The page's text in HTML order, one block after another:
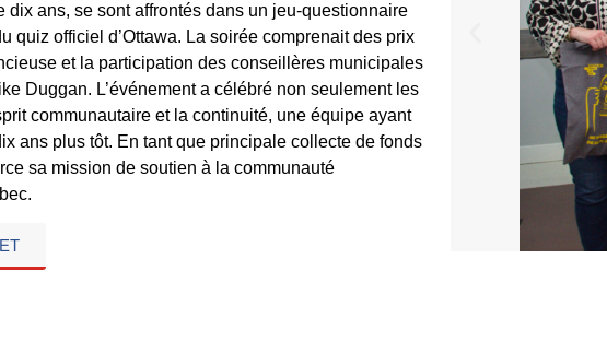
ans, se sont affrontés dans un jeu-questionnaire
quiz officiel d’Ottawa. La soirée comprenait des prix
et la participation des conseillères municipales
Duggan. L’événement a célébré non seulement les
communautaire et la continuité, une équipe ayant
ans plus tôt. En tant que principale collecte de fonds
sa mission de soutien à la communauté